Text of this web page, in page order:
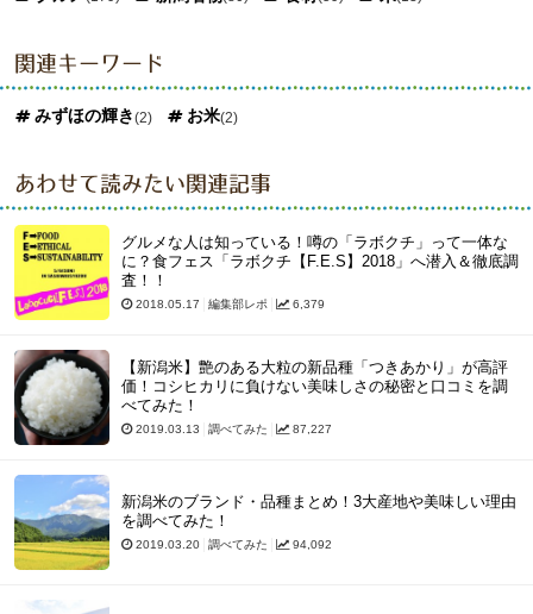
関連キーワード
みずほの輝き(2) お米(2)
あわせて読みたい関連記事
グルメな人は知っている！噂の「ラボクチ」って一体な
に？食フェス「ラボクチ【F.E.S】2018」へ潜入＆徹底調
査！！
2018.05.17 編集部レポ 6,379
【新潟米】艶のある大粒の新品種「つきあかり」が高評
価！コシヒカリに負けない美味しさの秘密と口コミを調
べてみた！
2019.03.13 調べてみた 87,227
新潟米のブランド・品種まとめ！3大産地や美味しい理由
を調べてみた！
2019.03.20 調べてみた 94,092